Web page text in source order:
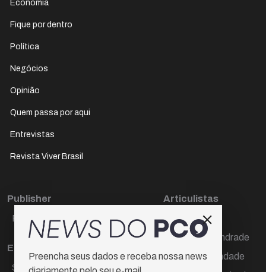
Economia
Fique por dentro
Política
Negócios
Opinião
Quem passa por aqui
Entrevistas
Revista Viver Brasil
Publisher
Paulo Cesar de Oliveira
Editora Chefe
Sueli Cotta
Articulistas
Décio Freire
Dr Marcos Andrade
Hamilton Trindade
Preencha seus dados e receba nossa news